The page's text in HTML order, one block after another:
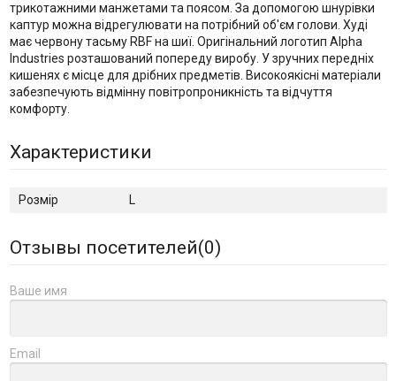
трикотажними манжетами та поясом. За допомогою шнурівки
каптур можна відрегулювати на потрібний об'єм голови. Худі
має червону тасьму RBF на шиї. Оригінальний логотип Alpha
Industries розташований попереду виробу. У зручних передніх
кишенях є місце для дрібних предметів. Високоякісні матеріали
забезпечують відмінну повітропроникність та відчуття
комфорту.
Характеристики
Розмір L
Отзывы посетителей(0)
Ваше имя
Email